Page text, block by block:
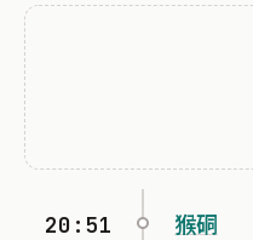
20:51 猴硐